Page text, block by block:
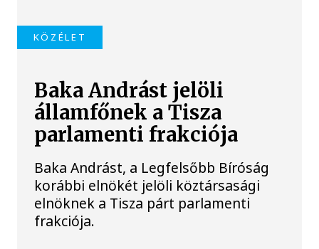
KÖZÉLET
Baka Andrást jelöli
államfőnek a Tisza
parlamenti frakciója
Baka Andrást, a Legfelsőbb Bíróság
korábbi elnökét jelöli köztársasági
elnöknek a Tisza párt parlamenti
frakciója.